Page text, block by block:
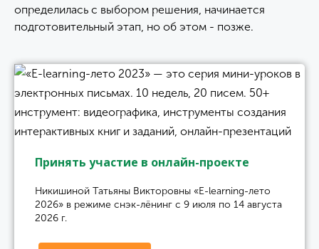
определилась с выбором решения, начинается
подготовительный этап, но об этом - позже.
Принять участие в онлайн-проекте
Никишиной Татьяны Викторовны «E-learning-лето
2026» в режиме снэк-лёнинг с 9 июля по 14 августа
2026 г.